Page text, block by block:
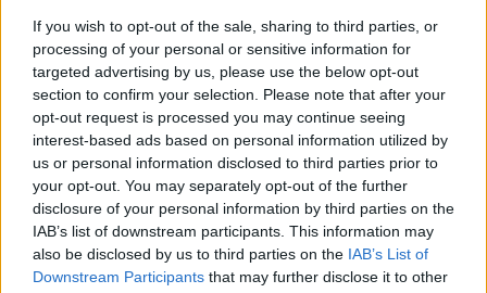
If you wish to opt-out of the sale, sharing to third parties, or
processing of your personal or sensitive information for
targeted advertising by us, please use the below opt-out
section to confirm your selection. Please note that after your
opt-out request is processed you may continue seeing
interest-based ads based on personal information utilized by
us or personal information disclosed to third parties prior to
your opt-out. You may separately opt-out of the further
disclosure of your personal information by third parties on the
IAB’s list of downstream participants. This information may
also be disclosed by us to third parties on the IAB’s List of
Downstream Participants that may further disclose it to other
Τα προβλήματα, που ανέκυψαν λόγω της
αναγκαστικής τηλεκπαίδευσηςμαθητών και
φοιτητών και οι τεράστιες ανάγκες
χιλιάδων οικογενειών σε σχετικό
ηλεκτρονικό εξοπλισμό οδήγησαν την
κυβέρνηση στην απόφαση να επιδοτήσει με
επιταγή αξίας 200 ευρώτην αγορά
τεχνολογικού εξοπλισμούαλλά για την ώρα
τοvoucher,παραμένει στα συρτάρια των
συναρμόδιων υπουργείων.